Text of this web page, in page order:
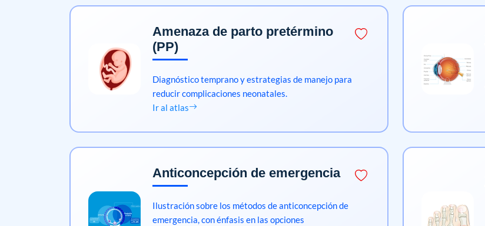
Amenaza de parto pretérmino
(PP)
Diagnóstico temprano y estrategias de manejo para
reducir complicaciones neonatales.
Ir al atlas
Anticoncepción de emergencia
Ilustración sobre los métodos de anticoncepción de
emergencia, con énfasis en las opciones